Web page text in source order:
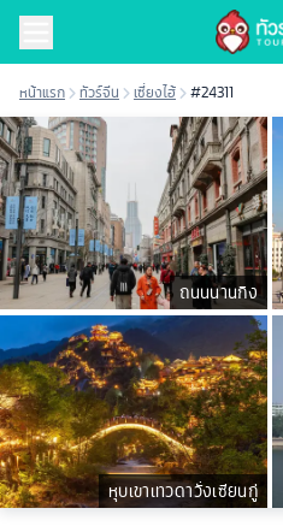
หน้าแรก ทัวร์จีน เซี่ยงไฮ้ #24311
ถนนนานกิง
หุบเขาเทวดาวั่งเซียนกู่